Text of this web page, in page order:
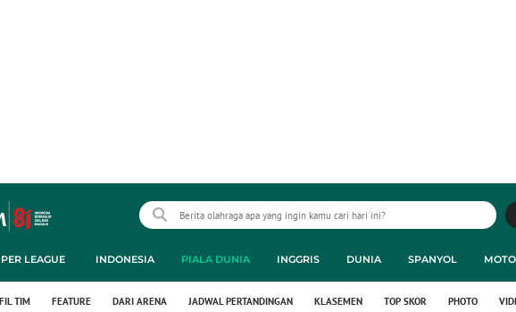
LEAGUE INDONESIA PIALA DUNIA INGGRIS DUNIA SPANYOL
TIM FEATURE DARI ARENA JADWAL PERTANDINGAN KLASEMEN TOP SKOR PHOTO